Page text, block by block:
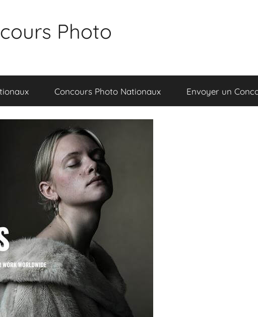
Photo
Concours Photo Nationaux Envoyer un